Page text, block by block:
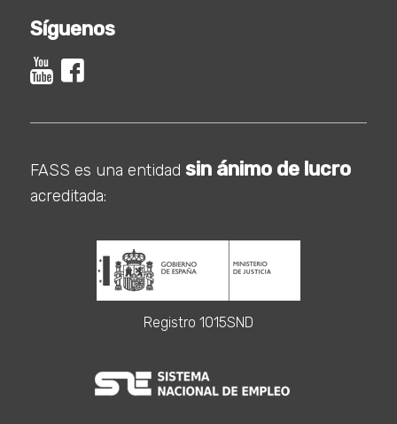
Síguenos
FASS es una entidad sin ánimo de lucro
acreditada:
Registro 1015SND